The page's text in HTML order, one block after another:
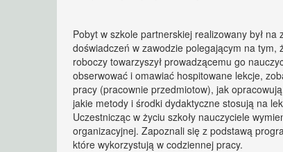
Pobyt w szkole partnerskiej realizowany był
doświadczeń w zawodzie polegającym na tym,
roboczy towarzyszył prowadzącemu go
obserwować i omawiać hospitowane lekcje,
pracy (pracownie przedmiotow), jak
jakie metody i środki dydaktyczne stosują na
Uczestnicząc w życiu szkoły nauczyciele
organizacyjnej. Zapoznali się z podstawą
które wykorzystują w codziennej pracy.